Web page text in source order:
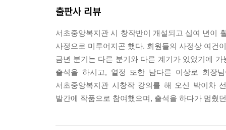
시작노트 | 다른 어느 숲으로 | 한여름 밤의 꿈
서초 초록시동인
한 생의 풋풋한 이름이 미세하게 반짝인다
바람은 산의 어깨를 어루만지며
잠든 빛마저 일으킨다
흙이 그 빛을 받아
새로운 숨을 길어 올릴 때
세상은 여전히 젖어있고
보이지 않는 손이
출판사 리뷰
서초중앙복지관 시 창작반이 개설되고 십여 년이
사정으로 미루어지곤 했다. 회원들의 사정상 여
금년 분기는 다른 분기와 다른 계기가 있었기에
출석을 하시고, 열정 또한 남다른 이상로 회장
서초중앙복지관 시창작 강의를 해 오신 박이차
발간에 작품으로 참여했으며, 출석을 하다가 멈